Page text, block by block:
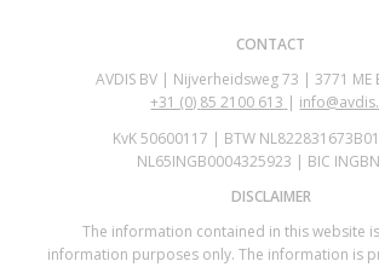
CONTACT
AVDIS BV | Nijverheidsweg 73 | 3771 ME
+31 (0) 85 2100 613 |
KvK 50600117 | BTW
NL65INGB0004325923 | BIC
DISCLAIMER
The information contained in this website
information purposes only. The information is